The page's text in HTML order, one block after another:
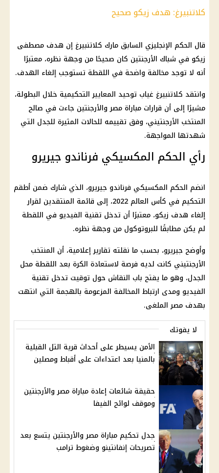
كلاتنبيرغ: هدف زيكو صحيح
قال الحكم الإنجليزي السابق مارك كلاتنبيرغ إن هدف مصطفى
زيكو في شباك الأرجنتين كان صحيحًا من وجهة نظره، معتبرًا
أنه لا توجد مخالفة واضحة في اللقطة تستوجب إلغاء الهدف.
وانتقد كلاتنبيرغ غياب توحيد المعايير التحكيمية خلال البطولة،
مشيرًا إلى أن قرارات مباراة مصر والأرجنتين جاءت في صالح
المنتخب الأرجنتيني، وفق تقييمه للحالات المثيرة للجدل التي
شهدتها المواجهة.
رأي الحكم المكسيكي فرناندو جيريرو
انضم الحكم المكسيكي فرناندو جيريرو، الذي شارك ضمن أطقم
التحكيم في كأس العالم
2022، إلى قائمة المنتقدين لقرار
إلغاء هدف زيكو، معتبرًا أن تدخل تقنية الفيديو في اللقطة
لم يكن مطابقًا للبروتوكول من وجهة نظره.
وأوضح جيريرو، بحسب ما نقلته تقارير إعلامية، أن المنتخب
الأرجنتيني كانت لديه فرصة لاستعادة الكرة بعد اللقطة محل
الجدل، وهو ما يفتح باب النقاش حول توقيت تدخل تقنية
الفيديو ومدى ارتباط المخالفة المزعومة بالهجمة التي انتهت
بهدف مصر الملغى.
لا يفوتك
الأمن يسيطر على أحداث قرية التل القبلية
بالمنيا بعد اعتداءات على أقباط ومصلين
حقيقة شائعات إعادة مباراة مصر والأرجنتين
وموقف لوائح الفيفا
جدل تحكيم مباراة مصر والأرجنتين يتسع بعد
تصريحات إنفانتينو وضغوط ترامب